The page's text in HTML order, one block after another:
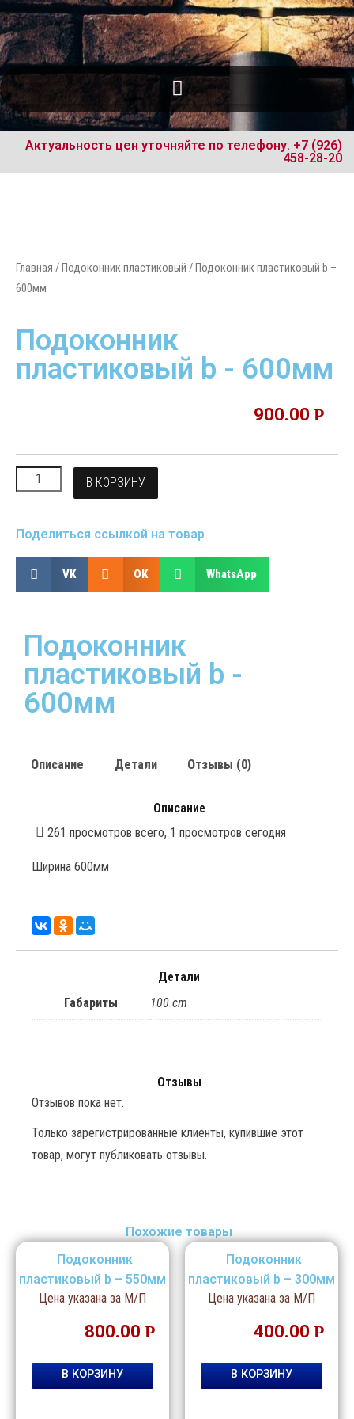
Актуальность цен уточняйте по телефону. +7 (926)
458-28-20
Главная /Подоконник пластиковый / Подоконник пластиковый b –
600мм
Подоконник
пластиковый b - 600мм
900.00 Р
В КОРЗИНУ
Поделиться ссылкой на товар
VK OK WhatsApp
Похожие товары
Подоконник
пластиковый b – 550мм
Цена указана за М/П
800.00 Р
В КОРЗИНУ
Подоконник
пластиковый b – 300мм
Цена указана за М/П
400.00 Р
В КОРЗИНУ
Подоконник
пластиковый b -
600мм
Описание Детали Отзывы (0)
Описание
261 просмотров всего, 1 просмотров сегодня
Ширина 600мм
Детали
Габариты
100 cm
Отзывы
Отзывов пока нет.
Только зарегистрированные клиенты, купившие этот
товар, могут публиковать отзывы.